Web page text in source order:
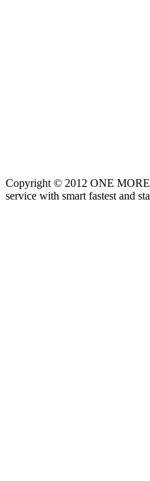
Copyright © 2012 ONE
service with smart fastest and